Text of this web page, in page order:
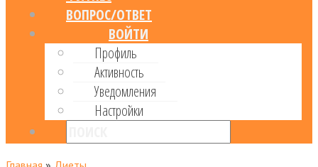
ВОПРОС/ОТВЕТ
ВОЙТИ
Профиль
Активность
Уведомления
Настройки